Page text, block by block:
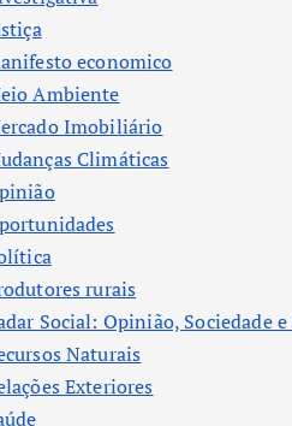
economico
Ambiente
Imobiliário
Climáticas
rurais
Social: Opinião, Sociedade
Naturais
Exteriores